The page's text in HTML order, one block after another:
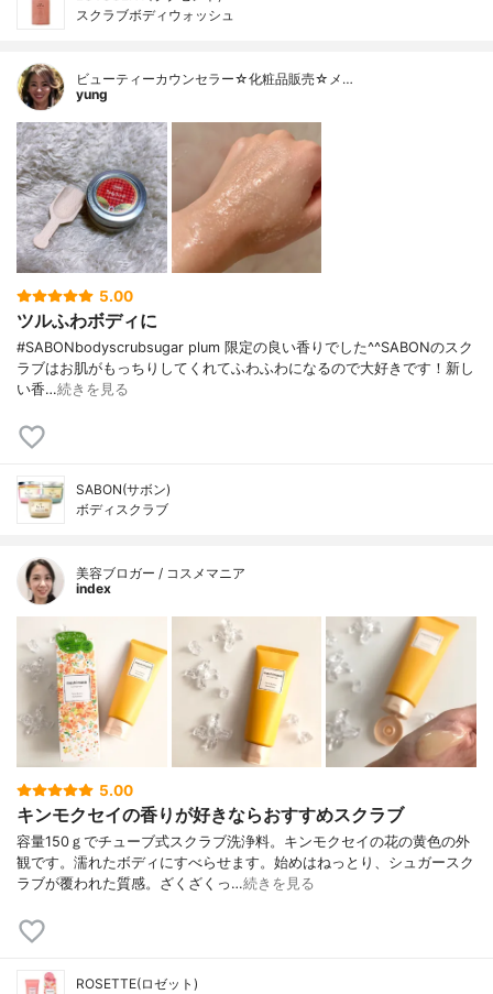
スクラブボディウォッシュ
ビューティーカウンセラー☆化粧品販売☆メ…
yung
5.00
ツルふわボディに
#SABONbodyscrubsugar plum 限定の良い香りでした^^SABONのスク
ラブはお肌がもっちりしてくれてふわふわになるので大好きです！新し
い香…続きを見る
SABON(サボン)
ボディスクラブ
美容ブロガー / コスメマニア
index
5.00
キンモクセイの香りが好きならおすすめスクラブ
容量150ｇでチューブ式スクラブ洗浄料。キンモクセイの花の黄色の外
観です。濡れたボディにすべらせます。始めはねっとり、シュガースク
ラブが覆われた質感。ざくざくっ…続きを見る
ROSETTE(ロゼット)